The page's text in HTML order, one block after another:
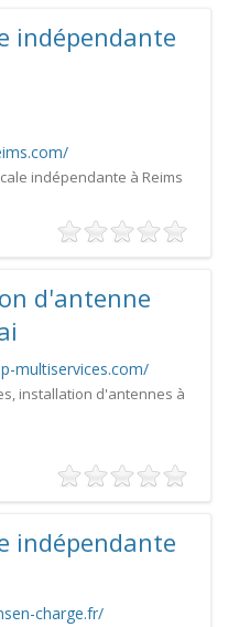
indépendante
indépendante à Reims
d'antenne
multiservices.com/
installation d'antennes à
indépendante
charge.fr/